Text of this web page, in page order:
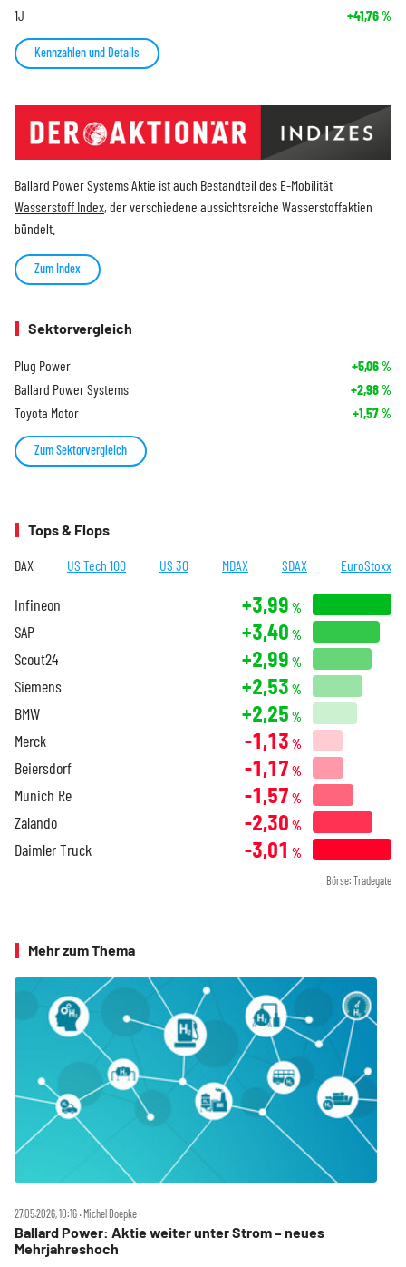
1J +41,76%
Kennzahlen und Details
Ballard Power Systems Aktie ist auch Bestandteil des E-Mobilität
Wasserstoff Index, der verschiedene aussichtsreiche Wasserstoffaktien
bündelt.
Zum Index
Sektorvergleich
Plug Power +5,06%
Ballard Power Systems +2,98%
Toyota Motor +1,57%
Zum Sektorvergleich
Tops & Flops
DAX US Tech 100 US 30 MDAX SDAX EuroStoxx
Infineon +3,99 %
SAP +3,40 %
Scout24 +2,99 %
Siemens +2,53 %
BMW +2,25 %
Merck -1,13 %
Beiersdorf -1,17 %
Munich Re -1,57 %
Zalando -2,30 %
Daimler Truck -3,01 %
Börse: Tradegate
Mehr zum Thema
27.05.2026, 10:16 ‧ Michel Doepke
Ballard Power: Aktie weiter unter Strom – neues
Mehrjahreshoch